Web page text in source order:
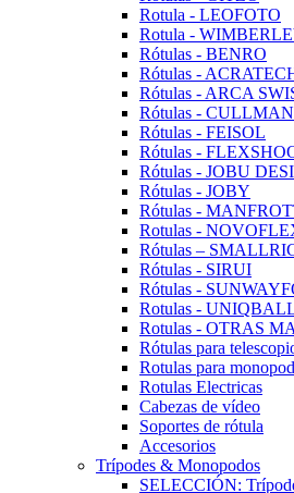
Rotula - LEOFOTO
Rotula -
Rótulas - BENRO
Rótulas -
Rótulas - ARCA
Rótulas -
Rótulas - FEISOL
Rótulas -
Rótulas - JOBU
Rótulas - JOBY
Rótulas -
Rotulas -
Rótulas –
Rótulas - SIRUI
Rótulas -
Rotulas -
Rotulas - OTRAS
Rótulas para
Rotulas para
Rotulas Electricas
Cabezas de vídeo
Soportes de rótula
Accesorios
Trípodes & Monopodos
SELECCIÓN: